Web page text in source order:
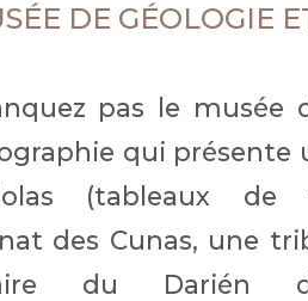
DE GÉOLOGIE
pas le musée
qui présente
(tableaux de
des Cunas, une
du Darién